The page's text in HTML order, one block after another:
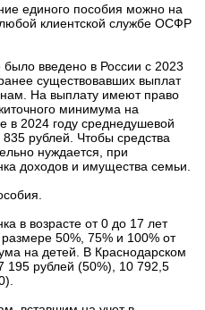
единого пособия можно на
клиентской службе ОСФР
введено в России с 2023
существовавших выплат
На выплату имеют право
минимума на
в 2024 году среднедушевой
рублей. Чтобы средства
нуждается, при
доходов и имущества семьи.
в возрасте от 0 до 17 лет
50%, 75% и 100% от
на детей. В Краснодарском
195 рублей (50%), 10 792,5